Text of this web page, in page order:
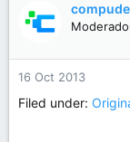
a
r
d
e
16 Oct 2013
Filed under: